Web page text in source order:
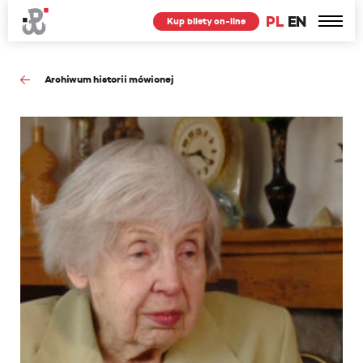
PL EN
Kup bilety on-line
Archiwum historii mówionej